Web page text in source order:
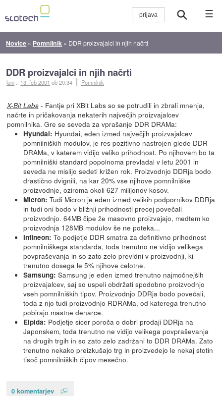
☰
Novice » Pomnilnik » DDR proizvajalci in njih načrti
DDR proizvajalci in njih načrti
luni :: 13. feb 2001 ob 20:34 Pomnilnik
X-Bit Labs- Fantje pri XBit Labs so se potrudili in zbrali mnenja,
načrte in pričakovanja nekaterih največjih proizvajalcev
pomnilnika. Gre se seveda za vprašanje DDR DRAMa:
Hyundai: Hyundai, eden izmed največjih proizvajalcev
pomnilniških modulov, je res pozitivno nastrojen glede DDR
DRAMa, v katerem vidijo veliko prihodnost. Po njihovem bo ta
pomnilniški standard popolnoma prevladal v letu 2001 in
seveda ne mislijo sedeti križen rok. Proizvodnjo DDRja bodo
drastično dvignili, na kar 20% vse njihove pomnilniške
proizvodnje, oziroma okoli 627 milijonov kosov.
Micron: Tudi Micron je eden izmed velikih podpornikov DDRja
in tudi oni bodo v bližnji prihodnosti precej povečali
proizvodnjo. 64MB čipe že masovno proizvajajo, medtem ko
proizvodnja 128MB modulov še ne poteka...
Infineon: To podjetje DDR smatra za definitivno prihodnost
pomnilniškega standarda, toda trenutno ne vidijo velikega
povpraševanja in so zato zelo previdni v proizvodnji, ki
trenutno dosega le 5% njihove celotne.
Samsung: Samsung je eden izmed trenutno najmočnejših
proizvajalcev, saj so uspeli obdržati spodobno proizvodnjo
vseh pomnilniških tipov. Proizvodnjo DDRja bodo povečali,
toda z njo tudi proizvodnjo RDRAMa, od katerega trenutno
pobirajo mastne denarce.
Elpida: Podjetje sicer poroča o dobri prodaji DDRja na
Japonskem, toda trenutno ne vidijo velikega povpraševanja
na drugih trgih in so zato zelo zadržani to DDR DRAMa. Zato
trenutno nekako preizkušajo trg in proizvedejo le nekaj stotin
tisoč pomnilniških čipov mesečno.
0 komentarjev